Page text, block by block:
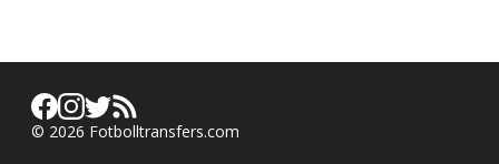
© 2026 Fotbolltransfers.com